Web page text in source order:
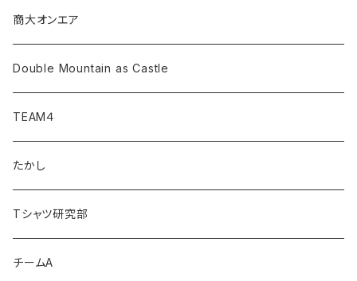
商大オンエア
Double Mountain as Castle
TEAM４
たかし
Tシャツ研究部
チームA